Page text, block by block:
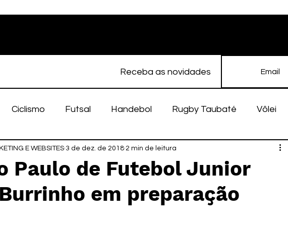
Receba as novidades
Ciclismo Futsal Handebol Rugby Taubaté Vôlei
Feminino Atletismo EC Taubaté História
Taubaté Fut7 Rugby Fut7 futebol amador
Paulo de Futebol Junior
em preparação
E WEBSITES 3 de dez. de 2018 2 min de leitura